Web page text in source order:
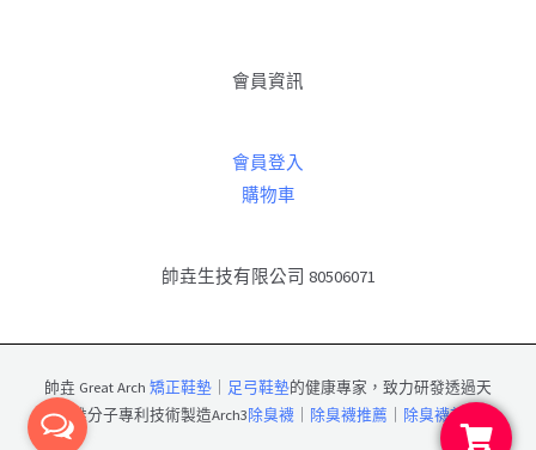
會員資訊
會員登入
購物車
帥垚生技有限公司 80506071
帥垚 Great Arch 矯正鞋墊 足弓鞋墊的健康專家，致力研發透過天
然纖維分子專利技術製造Arch3除臭襪 除臭襪推薦 除臭襪首選 。